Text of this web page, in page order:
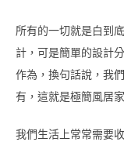
所有的一切就是白到
計，可是簡單的設計
作為，換句話說，我
有，這就是極簡風居
我們生活上常常需要